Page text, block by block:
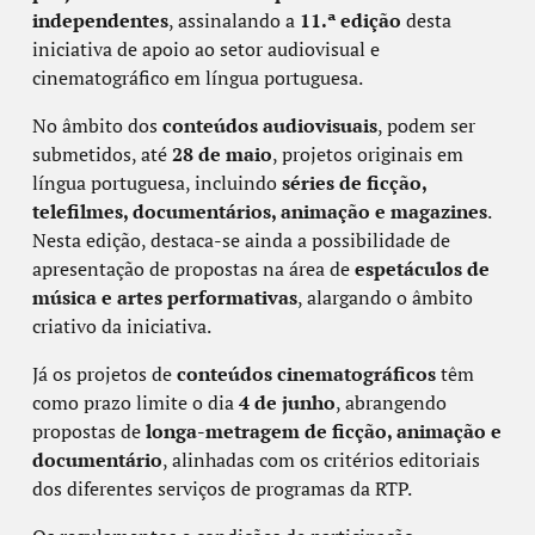
independentes, assinalando a 11.ª edição desta
iniciativa de apoio ao setor audiovisual e
cinematográfico em língua portuguesa.
No âmbito dos conteúdos audiovisuais, podem ser
submetidos, até28 de maio, projetos originais em
língua portuguesa, incluindoséries de ficção,
telefilmes, documentários, animação e magazines.
Nesta edição, destaca-se ainda a possibilidade de
apresentação de propostas na área deespetáculos de
música e artes performativas, alargando o âmbito
criativo da iniciativa.
Já os projetos deconteúdos cinematográficostêm
como prazo limite o dia4 de junho, abrangendo
propostas delonga-metragem de ficção, animação e
documentário, alinhadas com os critérios editoriais
dos diferentes serviços de programas da RTP.